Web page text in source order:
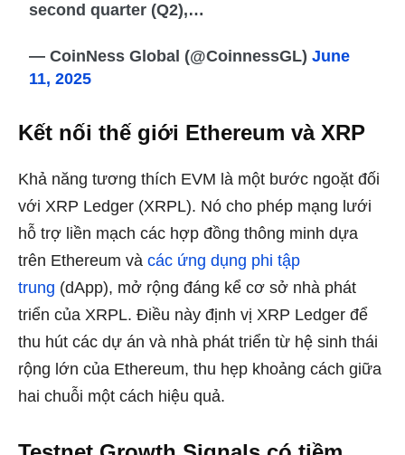
second quarter (Q2),…
— CoinNess Global (@CoinnessGL)June
11, 2025
Kết nối thế giới Ethereum và XRP
Khả năng tương thích EVM là một bước ngoặt đối
với XRP Ledger (XRPL). Nó cho phép mạng lưới
hỗ trợ liền mạch các hợp đồng thông minh dựa
trên Ethereum và các ứng dụng phi tập
trung (dApp), mở rộng đáng kể cơ sở nhà phát
triển của XRPL. Điều này định vị XRP Ledger để
thu hút các dự án và nhà phát triển từ hệ sinh thái
rộng lớn của Ethereum, thu hẹp khoảng cách giữa
hai chuỗi một cách hiệu quả.